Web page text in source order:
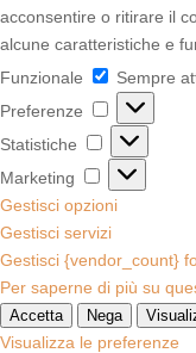
acconsentire o ritirare il
alcune caratteristiche e
Funzionale
Sempre
Preferenze
Preferenze
Statistiche Statistiche
Marketing
Marketing
Gestisci opzioni
Gestisci servizi
Gestisci {vendor_count}
Per saperne di più su
Accetta Nega
Visualizza le preferenze